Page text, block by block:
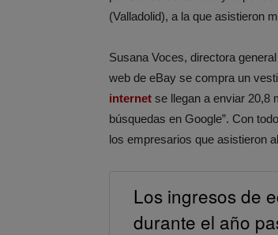
(Valladolid), a la que asistieron
Susana Voces, directora
web de eBay se compra un
internet se llegan a enviar 20,8
búsquedas en Google”. Con
los empresarios que asistieron
Los ingresos de
durante el año